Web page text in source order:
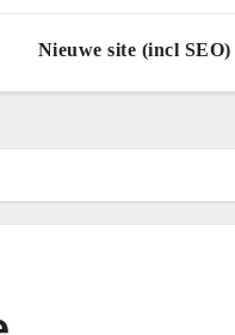
Nieuwe site (incl